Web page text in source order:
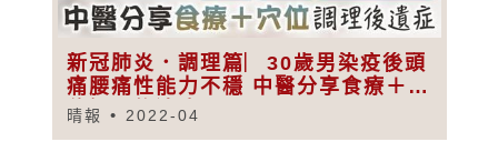
新冠肺炎．調理篇︳30歲男染疫後頭
痛腰痛性能力不穩 中醫分享食療＋穴
位調理後遺症
晴報 2022-04